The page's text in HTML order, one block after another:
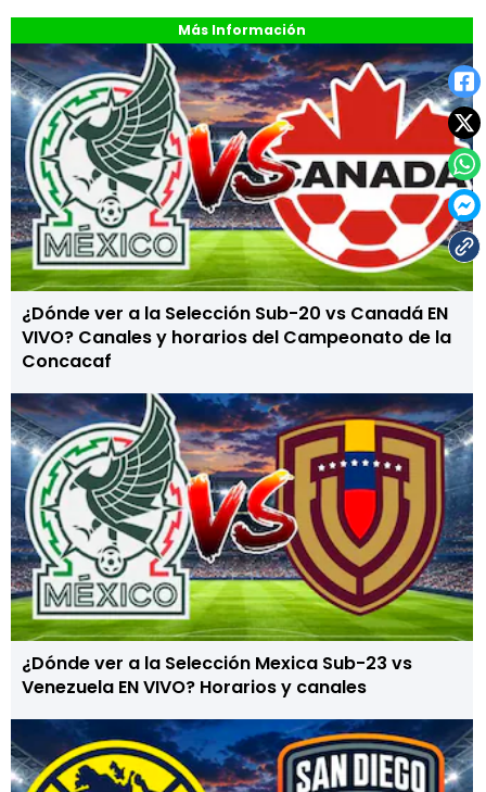
Más Información
¿Dónde ver a la Selección Sub-20 vs Canadá EN
VIVO? Canales y horarios del Campeonato de la
Concacaf
¿Dónde ver a la Selección Mexica Sub-23 vs
Venezuela EN VIVO? Horarios y canales